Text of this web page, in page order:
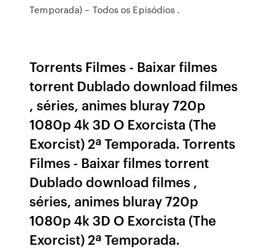
Temporada) – Todos os Episódios .
Torrents Filmes - Baixar filmes
torrent Dublado download filmes
, séries, animes bluray 720p
1080p 4k 3D O Exorcista (The
Exorcist) 2ª Temporada. Torrents
Filmes - Baixar filmes torrent
Dublado download filmes ,
séries, animes bluray 720p
1080p 4k 3D O Exorcista (The
Exorcist) 2ª Temporada.